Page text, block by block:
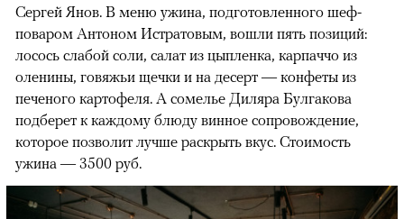
Сергей Янов. В меню ужина, подготовленного шеф-
поваром Антоном Истратовым, вошли пять позиций:
лосось слабой соли, салат из цыпленка, карпаччо из
оленины, говяжьи щечки и на десерт — конфеты из
печеного картофеля. А сомелье Диляра Булгакова
подберет к каждому блюду винное сопровождение,
которое позволит лучше раскрыть вкус. Стоимость
ужина — 3500 руб.